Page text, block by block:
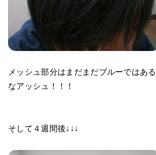
メッシュ部分はまだまだブルーではあ
なアッシュ！！！
そして４週間後↓↓↓